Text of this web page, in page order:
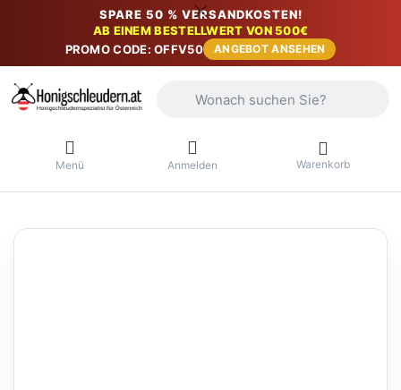
SPARE 50 % VERSANDKOSTEN!
AB EINEM BESTELLWERT VON 500€
PROMO CODE: OFFV50
ANGEBOT ANSEHEN
Menü Anmelden Warenkorb